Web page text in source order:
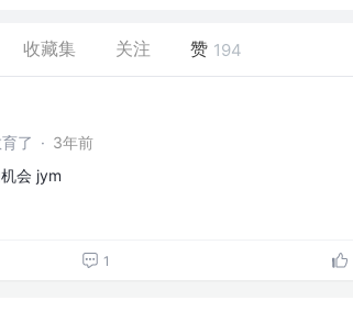
收藏集 关注 赞 194
了 · 3年前
会 jym
1